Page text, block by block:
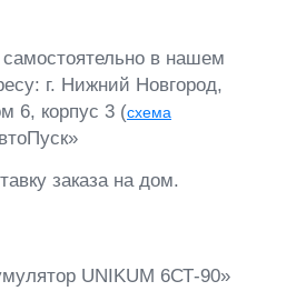
самостоятельно в нашем
г. Нижний Новгород,
6, корпус 3 (схема
заказа на дом.
UNIKUM 6СТ-90»